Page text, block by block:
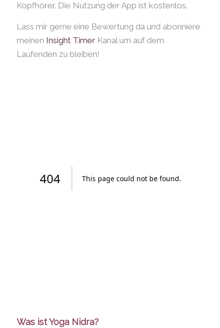
Kopfhörer. Die Nutzung der App ist kostenlos.
Lass mir gerne eine Bewertung da und abonniere
meinen Insight TimerKanal um auf dem
Laufenden zu bleiben!
Was ist Yoga Nidra?